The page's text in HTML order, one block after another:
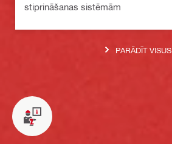
stiprināšanas sistēmām
PARĀDĪT VISUS